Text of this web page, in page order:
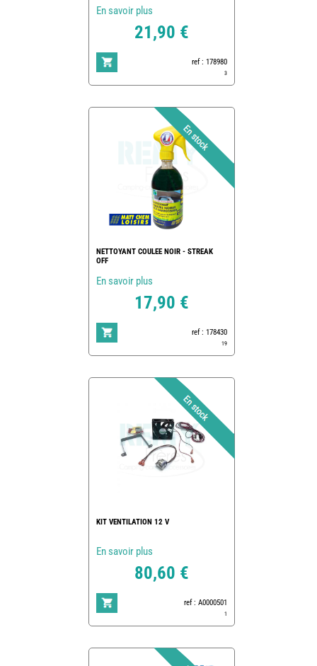
En savoir plus
21,90 €
ref : 178980
3
NETTOYANT COULEE NOIR - STREAK
OFF
En savoir plus
17,90 €
ref : 178430
19
KIT VENTILATION 12 V
En savoir plus
80,60 €
ref : A0000501
1